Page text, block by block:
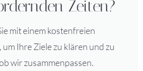
Zeiten?
mit einem kostenfreien
Ihre Ziele zu klären und zu
wir zusammenpassen.